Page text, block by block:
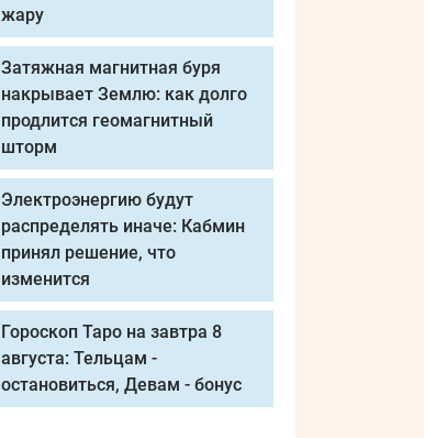
жару
Затяжная магнитная буря
накрывает Землю: как долго
продлится геомагнитный
шторм
Электроэнергию будут
распределять иначе: Кабмин
принял решение, что
изменится
Гороскоп Таро на завтра 8
августа: Тельцам -
остановиться, Девам - бонус